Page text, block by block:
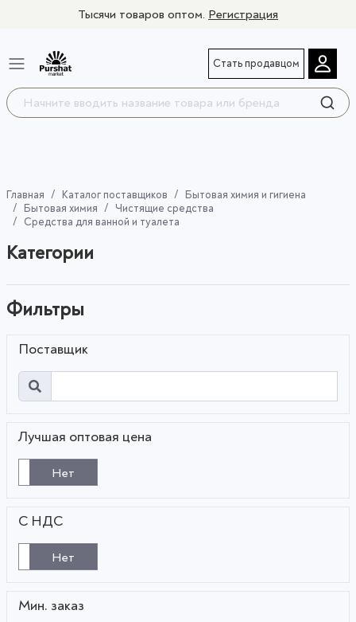
Тысячи товаров оптом. Регистрация
Стать продавцом
Главная Каталог поставщиков
Бытовая химия и гигиена
Бытовая химия
Чистящие средства
Средства для ванной и туалета
Категории
Фильтры
Поставщик
Лучшая оптовая цена
Нет
С НДС
Нет
Мин. заказ